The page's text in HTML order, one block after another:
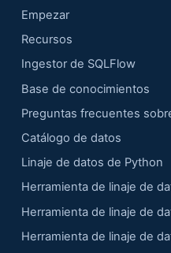
Empezar
Recursos
Ingestor de SQLFlow
Base de conocimientos
Preguntas frecuentes
Catálogo de datos
Linaje de datos de Python
Herramienta de linaje de
Herramienta de linaje de
Herramienta de linaje de